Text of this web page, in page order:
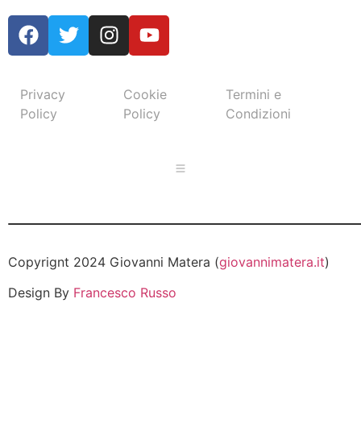
Privacy
Policy
Cookie
Policy
Termini e
Condizioni
Copyrignt 2024 Giovanni Matera (giovannimatera.it)
Design By Francesco Russo